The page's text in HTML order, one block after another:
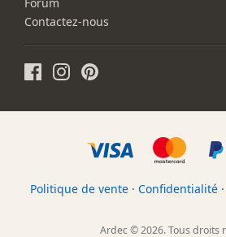
Forum
Contactez-nous
Politique de vente · Confidentialité ·
Ardec © 2026. Tous droits